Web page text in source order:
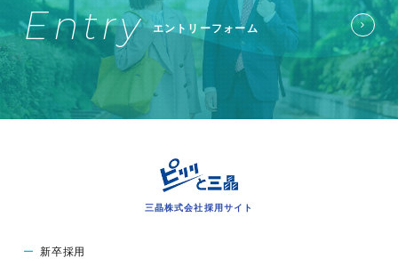
Entry エントリーフォーム
三晶株式会社採用サイト
新卒採用